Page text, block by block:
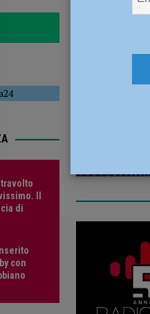
sulle strade, controlli a tappeto dei
Il
di
con